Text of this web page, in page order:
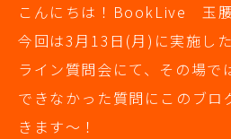
こんにちは！BookLive 玉腰
今回は3月13日(月)に実施し
ライン質問会にて、その場で
できなかった質問にこのブロ
きます～！